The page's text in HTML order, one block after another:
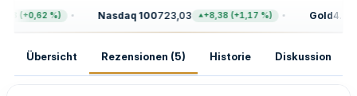
(+0,62 %) Nasdaq 100723,03 +8,38 (+1,17 %) Gold
Übersicht Rezensionen (5) Historie Diskussion